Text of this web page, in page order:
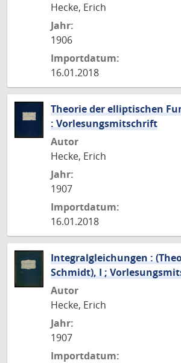
Hecke, Erich
Jahr:
1906
Importdatum:
16.01.2018
Theorie der elliptischen
: Vorlesungsmitschrift
Autor
Hecke, Erich
Jahr:
1907
Importdatum:
16.01.2018
Integralgleichungen :
Schmidt), I ;
Autor
Hecke, Erich
Jahr:
1907
Importdatum: